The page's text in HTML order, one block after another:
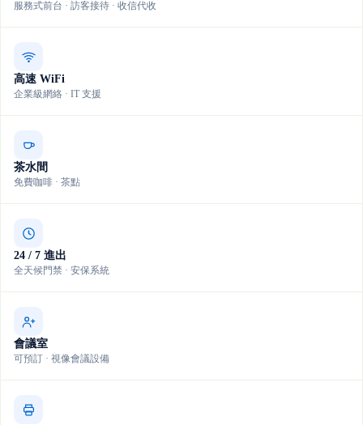
服務式前台 · 訪客接待 · 收信代收
高速 WiFi
企業級網絡 · IT 支援
茶水間
免費咖啡 · 茶點
24 / 7 進出
全天候門禁 · 安保系統
會議室
可預訂 · 視像會議設備